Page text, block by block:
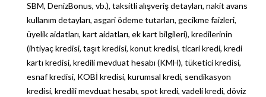
SBM, DenizBonus, vb.), taksitli alışveriş detayları, nakit avans
kullanım detayları, asgari ödeme tutarları, gecikme faizleri,
üyelik aidatları, kart aidatları, ek kart bilgileri), kredilerinin
(ihtiyaç kredisi, taşıt kredisi, konut kredisi, ticari kredi, kredi
kartı kredisi, kredili mevduat hesabı (KMH), tüketici kredisi,
esnaf kredisi, KOBİ kredisi, kurumsal kredi, sendikasyon
kredisi, kredili mevduat hesabı, spot kredi, vadeli kredi, döviz